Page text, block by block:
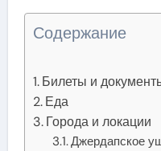
Содержание
Билеты и
Еда
Города и локации
Джердапское